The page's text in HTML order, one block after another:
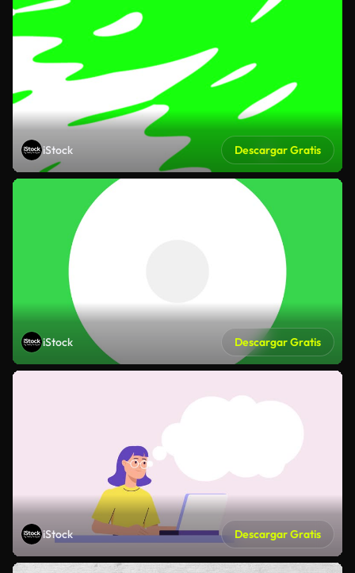
iStock Descargar Gratis
iStock Descargar Gratis
iStock Descargar Gratis